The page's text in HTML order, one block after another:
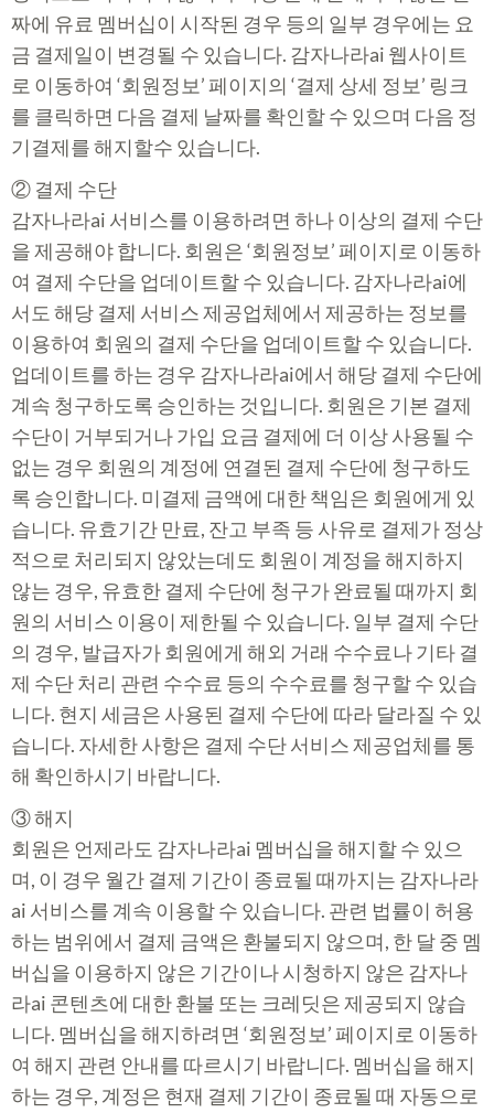
짜에 유료 멤버십이 시작된 경우 등의 일부 경우에는 요
금 결제일이 변경될 수 있습니다. 감자나라ai 웹사이트
로 이동하여 ‘회원정보’ 페이지의 ‘결제 상세 정보’ 링크
를 클릭하면 다음 결제 날짜를 확인할 수 있으며 다음 정
기결제를 해지할수 있습니다.
② 결제 수단
감자나라ai 서비스를 이용하려면 하나 이상의 결제 수단
을 제공해야 합니다. 회원은 ‘회원정보’ 페이지로 이동하
여 결제 수단을 업데이트할 수 있습니다. 감자나라ai에
서도 해당 결제 서비스 제공업체에서 제공하는 정보를
이용하여 회원의 결제 수단을 업데이트할 수 있습니다.
업데이트를 하는 경우 감자나라ai에서 해당 결제 수단에
계속 청구하도록 승인하는 것입니다. 회원은 기본 결제
수단이 거부되거나 가입 요금 결제에 더 이상 사용될 수
없는 경우 회원의 계정에 연결된 결제 수단에 청구하도
록 승인합니다. 미결제 금액에 대한 책임은 회원에게 있
습니다. 유효기간 만료, 잔고 부족 등 사유로 결제가 정상
적으로 처리되지 않았는데도 회원이 계정을 해지하지
않는 경우, 유효한 결제 수단에 청구가 완료될 때까지 회
원의 서비스 이용이 제한될 수 있습니다. 일부 결제 수단
의 경우, 발급자가 회원에게 해외 거래 수수료나 기타 결
제 수단 처리 관련 수수료 등의 수수료를 청구할 수 있습
니다. 현지 세금은 사용된 결제 수단에 따라 달라질 수 있
습니다. 자세한 사항은 결제 수단 서비스 제공업체를 통
해 확인하시기 바랍니다.
③ 해지
회원은 언제라도 감자나라ai 멤버십을 해지할 수 있으
며, 이 경우 월간 결제 기간이 종료될 때까지는 감자나라
ai 서비스를 계속 이용할 수 있습니다. 관련 법률이 허용
하는 범위에서 결제 금액은 환불되지 않으며, 한 달 중 멤
버십을 이용하지 않은 기간이나 시청하지 않은 감자나
라ai 콘텐츠에 대한 환불 또는 크레딧은 제공되지 않습
니다. 멤버십을 해지하려면 ‘회원정보’ 페이지로 이동하
여 해지 관련 안내를 따르시기 바랍니다. 멤버십을 해지
하는 경우, 계정은 현재 결제 기간이 종료될 때 자동으로